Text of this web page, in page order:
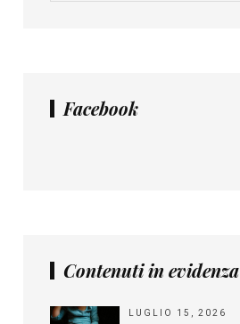
Facebook
Contenuti in evidenza
LUGLIO 15, 2026